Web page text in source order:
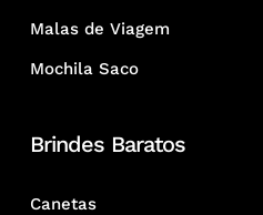
Malas de Viagem
Mochila Saco
Brindes Baratos
Canetas